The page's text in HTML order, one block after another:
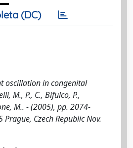
(DC)
oscillation in congenital
M., P., C., Bifulco, P.,
M.. - (2005), pp. 2074-
Prague, Czech Republic Nov.